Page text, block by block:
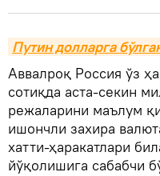
Путин долларга
Аввалроқ Россия ўз
сотиқда аста-секин
режаларини маълум
ишончли захира
хатти-ҳаракатлари
йўқолишига сабабчи